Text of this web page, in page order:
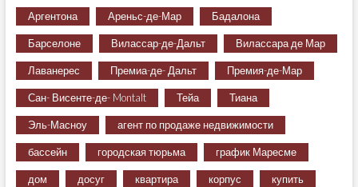
Аргентона Ареньс-де-Мар Бадалона
Барселоне Вилассар-де-Дальт Вилассара де Мар
Лаванерес Премиа-де- Дальт Премия-де-Мар
Сан- Висенте-де- Montalt Тейа Тиана
Эль-Масноу агент по продаже недвижимости
бассейн городская тюрьма график Маресме
дом досуг квартира корпус купить